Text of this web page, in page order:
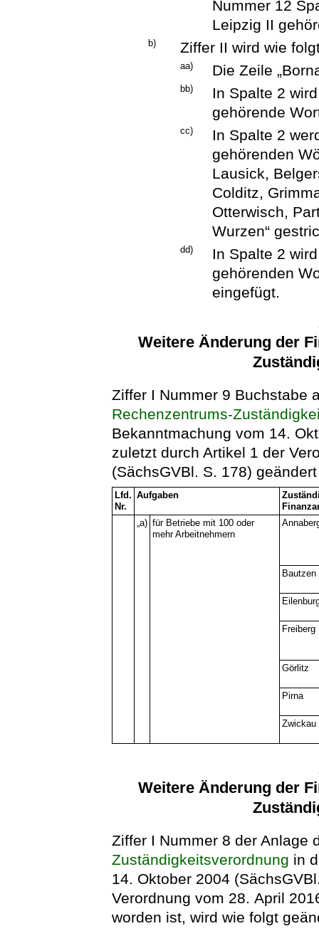
Nummer 12
Leipzig II
b) Ziffer II wird wie
aa) Die Zeile
bb)
In Spalte 2
gehörende
cc)
In Spalte 2
gehörenden
Lausick,
Colditz,
Otterwisch,
Wurzen“
dd)
In Spalte 2
gehörenden
eingefügt.
Weitere Änderung der
Ziffer I Nummer 9 Buchstabe
Rechenzentrums-
Bekanntmachung vom 14.
zuletzt durch Artikel 1 der
(SächsGVBl. S. 178)
Lfd.
Nr.
Aufgaben
„a) für Betriebe mit 100 oder
mehr Arbeitnehmern
Bautzen
Freiberg
Görlitz
Pirna
Zwickau
Weitere Änderung der
Ziffer I Nummer 8 der Anlage
Zuständigkeitsverordnung in
14. Oktober 2004
Verordnung vom 28. April
worden ist, wird wie folgt